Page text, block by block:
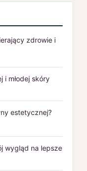
zdrowie i
i młodej skóry
estetycznej?
wygląd na lepsze